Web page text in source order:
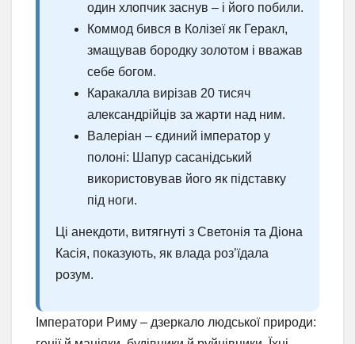
один хлопчик заснув – і його побили.
Коммод бився в Колізеї як Геракл,
змащував бородку золотом і вважав
себе богом.
Каракалла вирізав 20 тисяч
александрійців за жарти над ним.
Валеріан – єдиний імператор у
полоні: Шапур сасанідський
використовував його як підставку
під ноги.
Ці анекдоти, витягнуті з Светонія та Діона
Касія, показують, як влада роз’їдала
розум.
Імператори Риму – дзеркало людської природи: